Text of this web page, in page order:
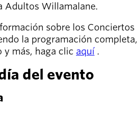
Adultos Willamalane.
sobre los Conciertos
la programación completa,
y más, haga clic aquí .
del evento